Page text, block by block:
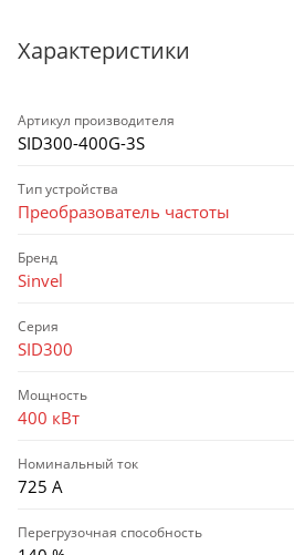
Характеристики
Артикул производителя
SID300-400G-3S
Тип устройства
Преобразователь частоты
Бренд
Sinvel
Серия
SID300
Мощность
400 кВт
Номинальный ток
725 А
Перегрузочная способность